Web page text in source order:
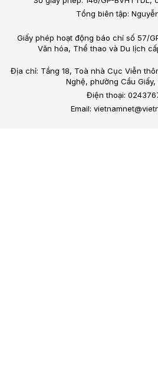
Tổng biên tập:
Giấy phép hoạt động báo chí số 57/
Văn hóa, Thể thao và Du lịch
Địa chỉ: Tầng 18, Toà nhà Cục Viễn
Nghệ, phường Cầu Giấy,
Điện thoại:
Email: